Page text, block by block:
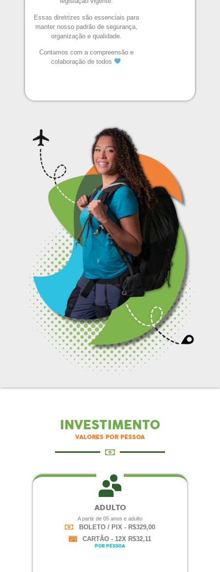
Essas diretrizes são essenciais para
manter nosso padrão de segurança,
organização e qualidade.
Contamos com a compreensão e
colaboração de todos
INVESTIMENTO
VALORES POR PESSOA
ADULTO
A partir de 05 anos e adulto
BOLETO / PIX - R$329,00
CARTÃO - 12X R$32,11
POR PESSOA